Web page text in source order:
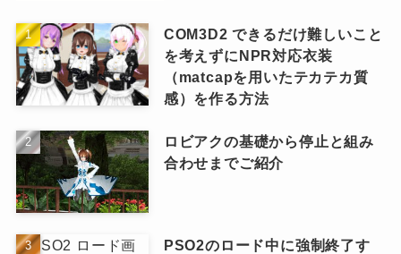
COM3D2 できるだけ難しいこと
を考えずにNPR対応衣装
（matcapを用いたテカテカ質
感）を作る方法
ロビアクの基礎から停止と組み
合わせまでご紹介
PSO2のロード中に強制終了す